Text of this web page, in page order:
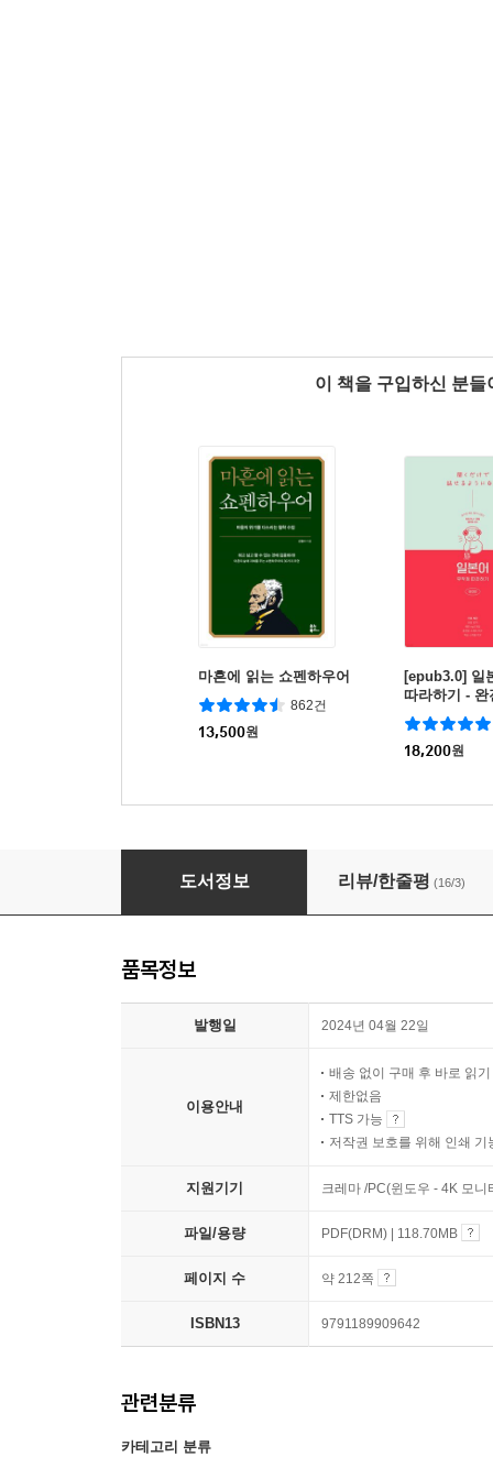
이 책을 구입하신 분
마흔에 읽는 쇼펜하우어
862건
13,500원
[epub3.0] 일
따라하기 - 완
18,200원
디자인, 이것만 알면 쉬워져요 with 63가지
도서정보 리뷰/한줄평 (16/3)
품목정보
발행일 2024년 04월 22일
이용안내
배송 없이 구매 후 바로 읽기
제한없음
TTS 가능
저작권 보호를 위해 인쇄 기
지원기기 크레마 /PC(윈도우 - 4K 모
파일/용량 PDF(DRM) | 118.70MB
페이지 수 약 212쪽
ISBN13 9791189909642
관련분류
카테고리 분류